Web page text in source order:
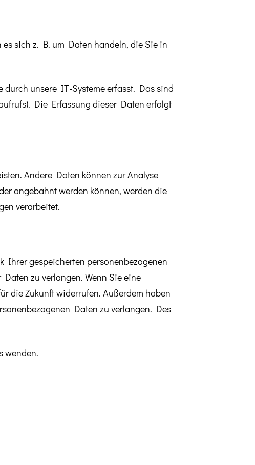
sich z. B. um Daten handeln, die Sie in
unsere IT-Systeme erfasst. Das sind
Die Erfassung dieser Daten erfolgt
Andere Daten können zur Analyse
angebahnt werden können, werden die
verarbeitet.
Ihrer gespeicherten personenbezogenen
zu verlangen. Wenn Sie eine
die Zukunft widerrufen. Außerdem haben
Daten zu verlangen. Des
wenden.